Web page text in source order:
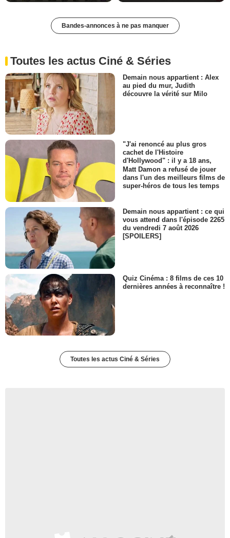
Bandes-annonces à ne pas manquer
Toutes les actus Ciné & Séries
Demain nous appartient : Alex
au pied du mur, Judith
découvre la vérité sur Milo
"J'ai renoncé au plus gros
cachet de l'Histoire
d'Hollywood" : il y a 18 ans,
Matt Damon a refusé de jouer
dans l'un des meilleurs films de
super-héros de tous les temps
Demain nous appartient : ce qui
vous attend dans l'épisode 2265
du vendredi 7 août 2026
[SPOILERS]
Quiz Cinéma : 8 films de ces 10
dernières années à reconnaître !
Toutes les actus Ciné & Séries